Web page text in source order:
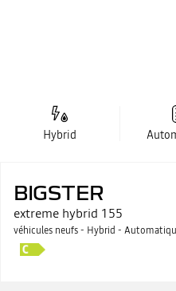
Hybrid
BIGSTER
extreme hybrid 155
véhicules neufs - Hybrid -